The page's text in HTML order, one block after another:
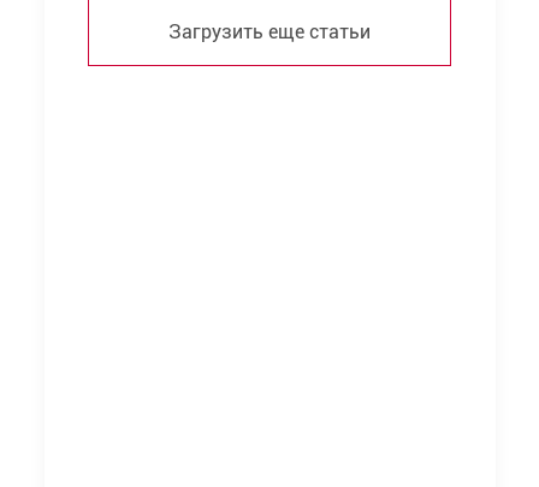
Загрузить еще статьи